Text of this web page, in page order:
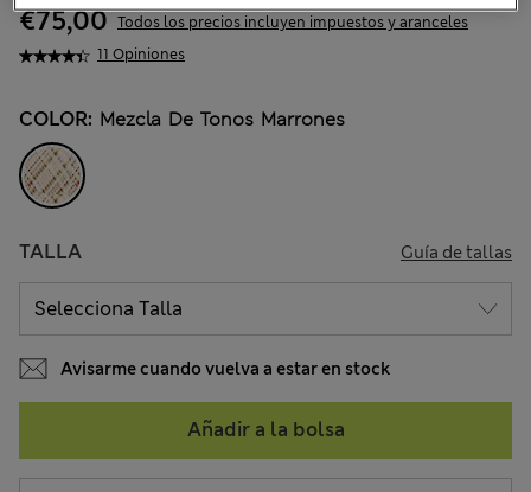
11 Opiniones
€75,00 Todos los precios incluyen impuestos y aranceles
COLOR: Mezcla De Tonos Marrones
TALLA Guía de tallas
Avisarme cuando vuelva a estar en stock
Añadir a la bolsa